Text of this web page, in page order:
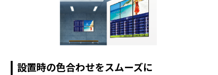
設置時の色合わせをスムーズに